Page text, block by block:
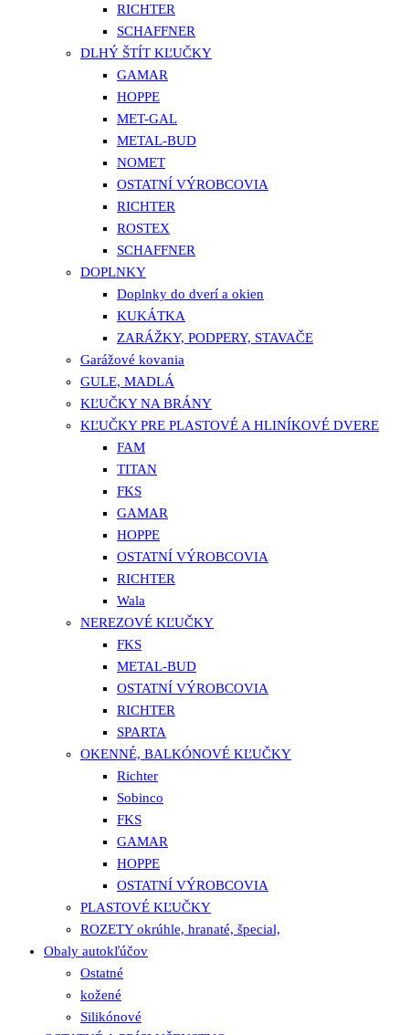
RICHTER
SCHAFFNER
DLHÝ ŠTÍT KĽUČKY
GAMAR
HOPPE
MET-GAL
METAL-BUD
NOMET
OSTATNÍ VÝROBCOVIA
RICHTER
ROSTEX
SCHAFFNER
DOPLNKY
Doplnky do dverí a okien
KUKÁTKA
ZARÁŽKY, PODPERY, STAVAČE
Garážové kovania
GULE, MADLÁ
KĽUČKY NA BRÁNY
KĽUČKY PRE PLASTOVÉ A HLINÍKOVÉ DVERE
FAM
TITAN
FKS
GAMAR
HOPPE
OSTATNÍ VÝROBCOVIA
RICHTER
Wala
NEREZOVÉ KĽUČKY
FKS
METAL-BUD
OSTATNÍ VÝROBCOVIA
RICHTER
SPARTA
OKENNÉ, BALKÓNOVÉ KĽUČKY
Richter
Sobinco
FKS
GAMAR
HOPPE
OSTATNÍ VÝROBCOVIA
PLASTOVÉ KĽUČKY
ROZETY okrúhle, hranaté, špecial,
Obaly autokľúčov
Ostatné
kožené
Silikónové